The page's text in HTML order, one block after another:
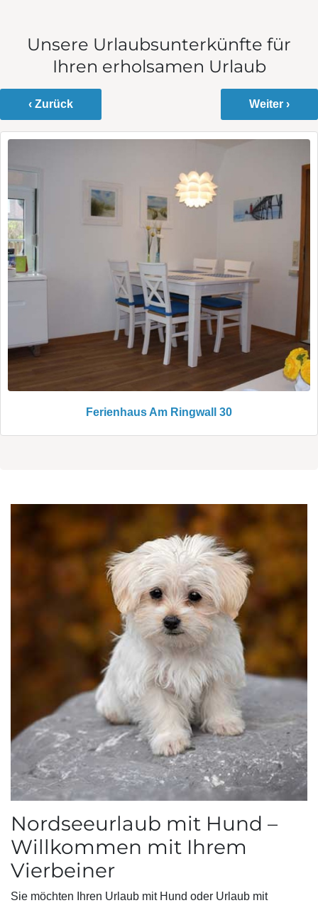
Unsere Urlaubsunterkünfte für
Ihren erholsamen Urlaub
‹ Zurück Weiter ›
Ferienhaus Am Ringwall 30
Nordseeurlaub mit Hund –
Willkommen mit Ihrem
Vierbeiner
Sie möchten Ihren Urlaub mit Hund oder Urlaub mit